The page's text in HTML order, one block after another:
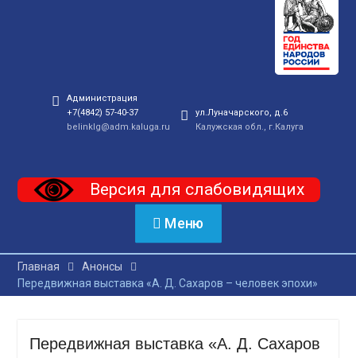
Администрация
+7(4842) 57-40-37
belinklg@adm.kaluga.ru
ул.Луначарского, д.6
Калужская обл., г.Калуга
Версия для слабовидящих
Меню
Главная
Анонсы
Передвижная выставка «А. Д. Сахаров – человек эпохи»
Передвижная выставка «А. Д. Сахаров